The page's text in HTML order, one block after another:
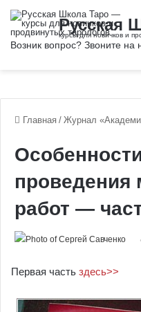
Главная / Журнал
проведения
работ —
Первая часть здесь>>